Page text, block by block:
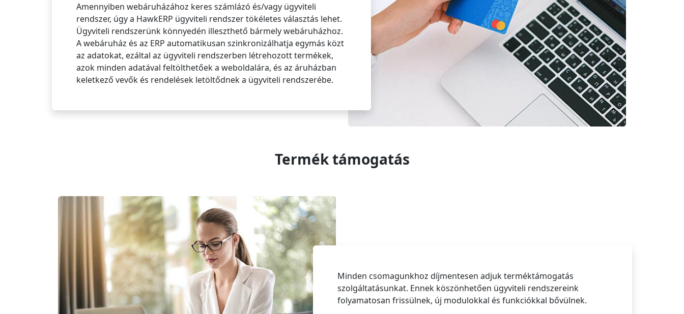
Amennyiben webáruházához keres számlázó és/vagy ügyviteli
rendszer, úgy a HawkERP ügyviteli rendszer tökéletes választás lehet.
Ügyviteli rendszerünk könnyedén illeszthető bármely webáruházhoz.
A webáruház és az ERP automatikusan szinkronizálhatja egymás közt
az adatokat, ezáltal az ügyviteli rendszerben létrehozott termékek,
azok minden adatával feltölthetőek a weboldalára, és az áruházban
keletkező vevők és rendelések letöltődnek a ügyviteli rendszerébe.
Termék támogatás
Minden csomagunkhoz díjmentesen adjuk terméktámogatás
szolgáltatásunkat. Ennek köszönhetően ügyviteli rendszereink
folyamatosan frissülnek, új modulokkal és funkciókkal bővülnek.